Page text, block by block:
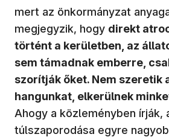
mert az önkormányzat
megjegyzik, hogy direkt
történt a kerületben, az
sem támadnak emberre,
szorítják őket. Nem szeretik
hangunkat, elkerülnek
Ahogy a közleményben írják,
túlszaporodása egyre